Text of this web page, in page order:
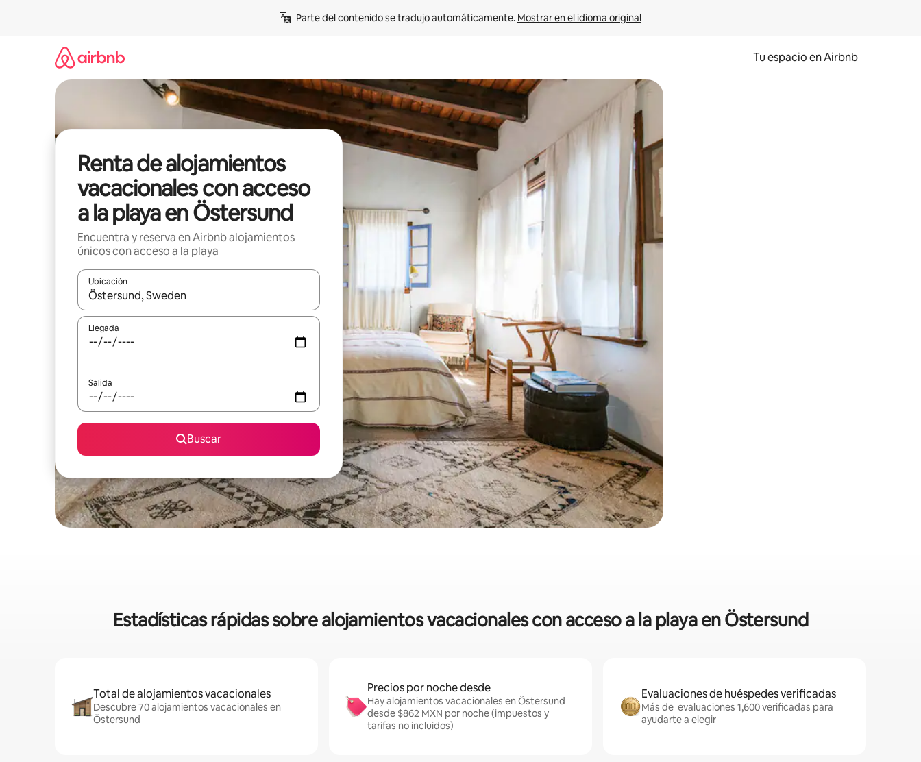
Parte del contenido se tradujo automáticamente. Mostrar en el idioma original
Tu espacio en Airbnb
Renta de alojamientos
vacacionales con acceso
a la playa en Östersund
Encuentra y reserva en Airbnb alojamientos
únicos con acceso a la playa
Ubicación
Cuando los resultados estén disponibles, podrás navegar usando las teclas de las flechas hacia arriba y hacia abajo, o bien tocando y deslizando la pantalla.
Llegada
Salida
Buscar
Estadísticas rápidas sobre alojamientos vacacionales con acceso a la playa en Östersund
Total de alojamientos vacacionales
Descubre 70 alojamientos vacacionales en
Östersund
Precios por noche desde
Hay alojamientos vacacionales en Östersund
desde $862 MXN por noche (impuestos y
tarifas no incluidos)
Evaluaciones de huéspedes verificadas
Más de evaluaciones 1,600 verificadas para
ayudarte a elegir